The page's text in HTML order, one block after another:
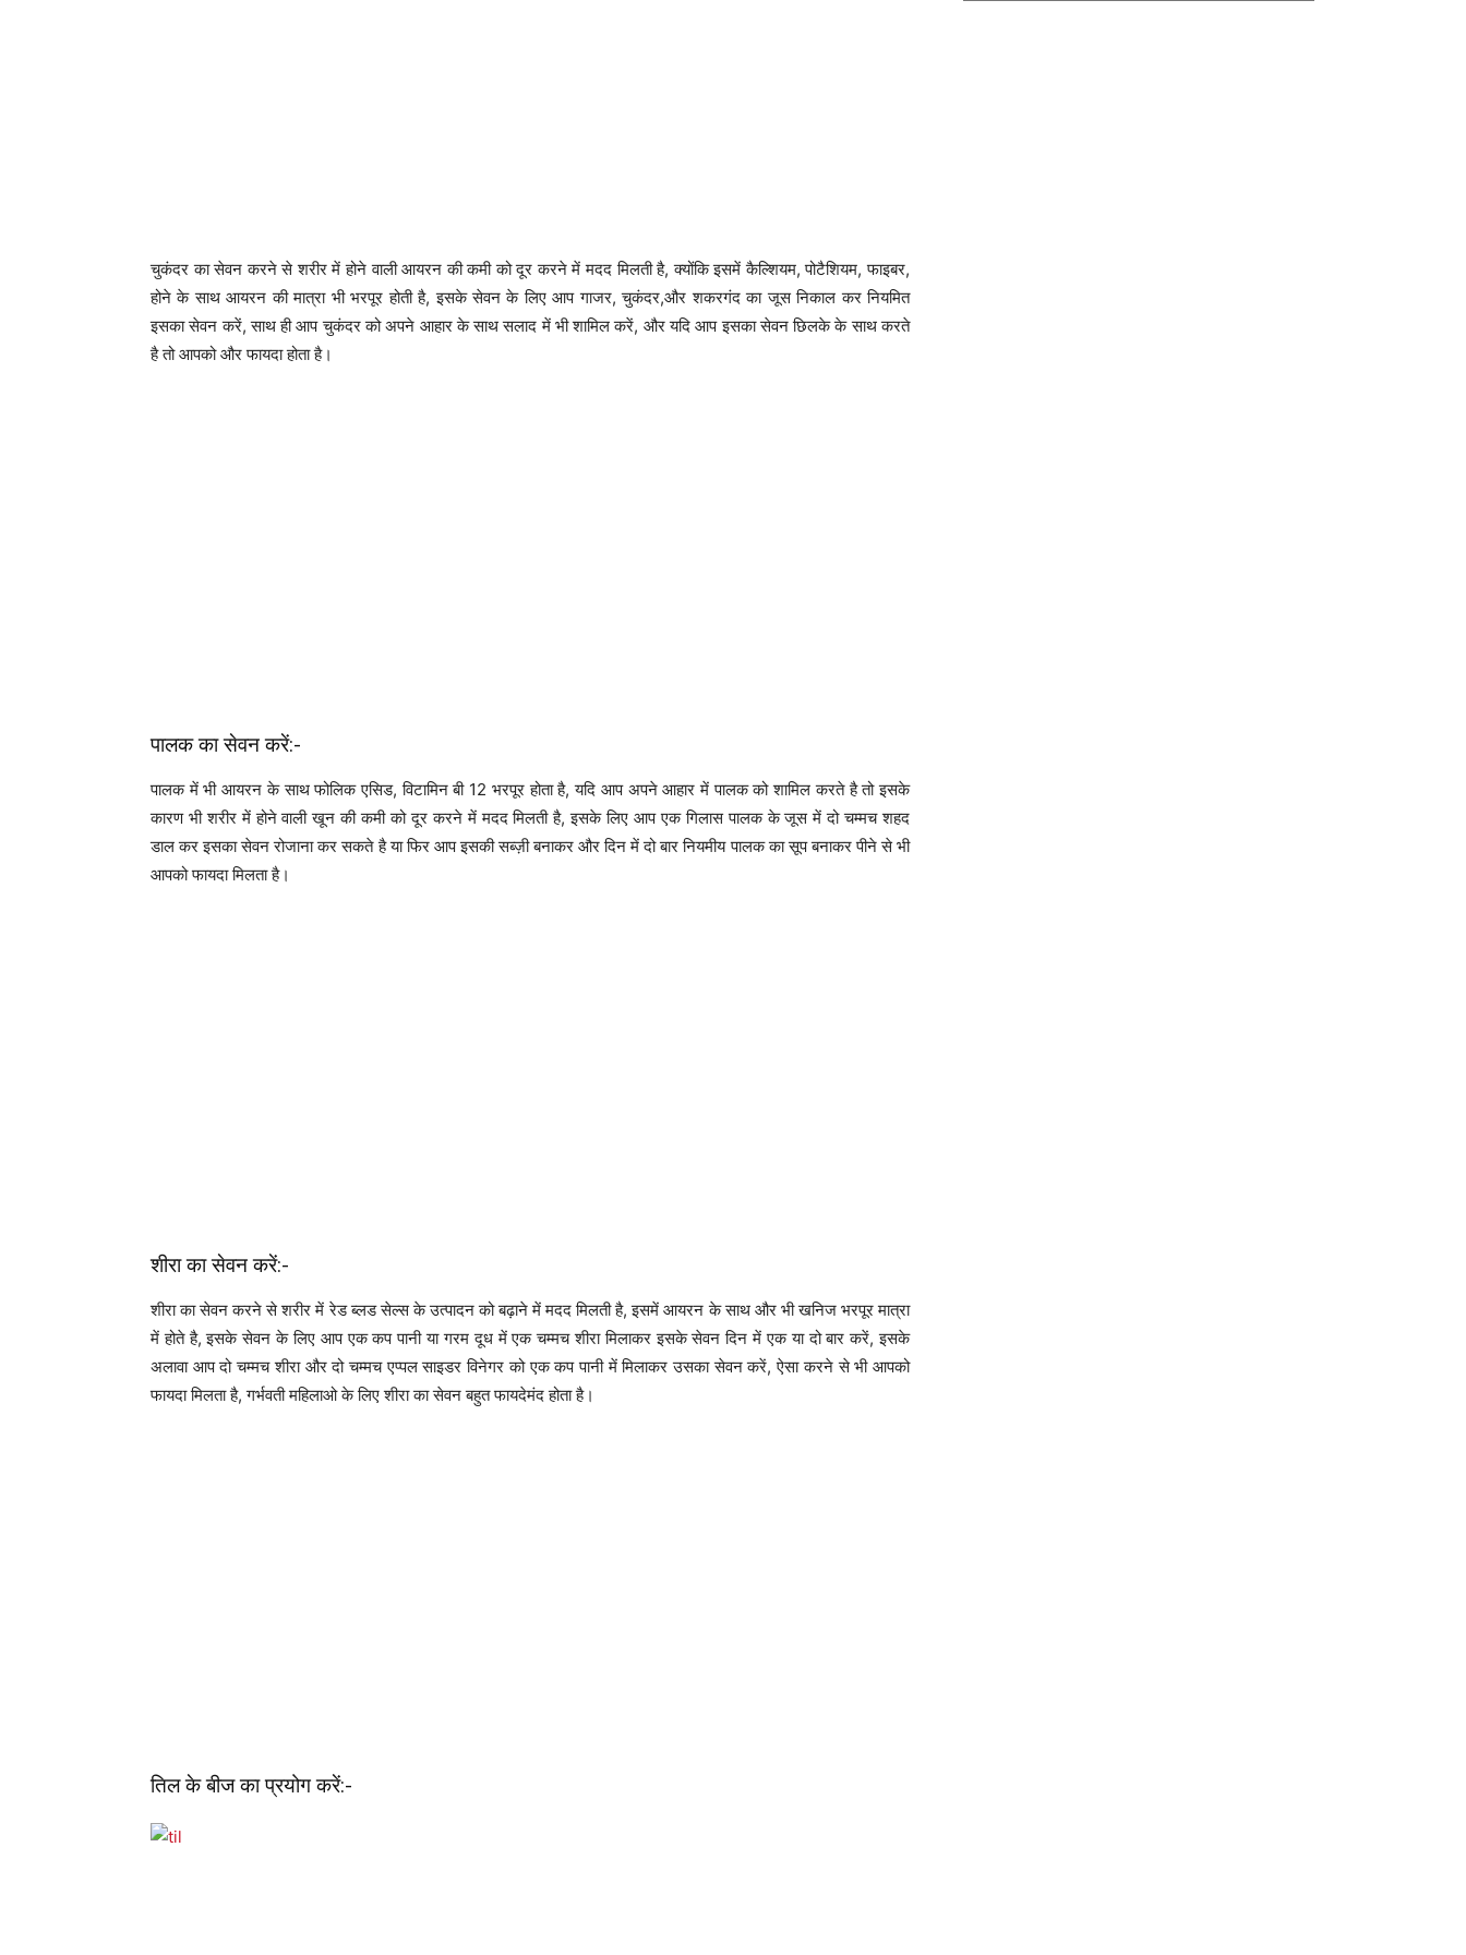
चुकंदर का सेवन करने से शरीर में होने वाली आयरन की कमी को दूर करने में मदद मिलती है, क्योंकि इसमें कैल्शियम, पोटैशियम, फाइबर,
होने के साथ आयरन की मात्रा भी भरपूर होती है, इसके सेवन के लिए आप गाजर, चुकंदर,और शकरगंद का जूस निकाल कर नियमित
इसका सेवन करें, साथ ही आप चुकंदर को अपने आहार के साथ सलाद में भी शामिल करें, और यदि आप इसका सेवन छिलके के साथ करते
है तो आपको और फायदा होता है।
पालक का सेवन करें:-
पालक में भी आयरन के साथ फोलिक एसिड, विटामिन बी 12 भरपूर होता है, यदि आप अपने आहार में पालक को शामिल करते है तो इसके
कारण भी शरीर में होने वाली खून की कमी को दूर करने में मदद मिलती है, इसके लिए आप एक गिलास पालक के जूस में दो चम्मच शहद
डाल कर इसका सेवन रोजाना कर सकते है या फिर आप इसकी सब्ज़ी बनाकर और दिन में दो बार नियमीय पालक का सूप बनाकर पीने से भी
आपको फायदा मिलता है।
शीरा का सेवन करें:-
शीरा का सेवन करने से शरीर में रेड ब्लड सेल्स के उत्पादन को बढ़ाने में मदद मिलती है, इसमें आयरन के साथ और भी खनिज भरपूर मात्रा
में होते है, इसके सेवन के लिए आप एक कप पानी या गरम दूध में एक चम्मच शीरा मिलाकर इसके सेवन दिन में एक या दो बार करें, इसके
अलावा आप दो चम्मच शीरा और दो चम्मच एप्पल साइडर विनेगर को एक कप पानी में मिलाकर उसका सेवन करें, ऐसा करने से भी आपको
फायदा मिलता है, गर्भवती महिलाओ के लिए शीरा का सेवन बहुत फायदेमंद होता है।
तिल के बीज का प्रयोग करें:-